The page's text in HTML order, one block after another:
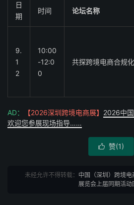
日
期
时间 论坛名称
9.
1
2
10:00
-12:0
0
共探跨境电商合规
AD： 【2026深圳跨境电商展】 2026中
欢迎您参展现场指导……
 赞(1)
未经允许不得转载： 中国（深圳）跨境电
展览会上届同期活动